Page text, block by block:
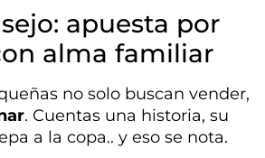
apuesta por
alma familiar
no solo buscan vender,
. Cuentas una historia, su
a la copa.. y eso se nota.